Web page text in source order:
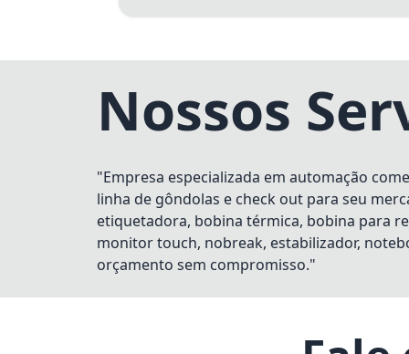
Nossos
"Empresa especializada em automação
linha de gôndolas e check out para seu
etiquetadora, bobina térmica, bobina para
monitor touch, nobreak, estabilizador,
orçamento sem compromisso."